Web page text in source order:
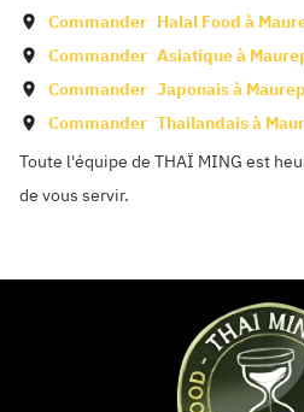
Commander Halal Food à
Commander Asiatique à
Commander Japonais à
Commander Thailandais à
Toute l'équipe de THAÏ MING est
de vous servir.